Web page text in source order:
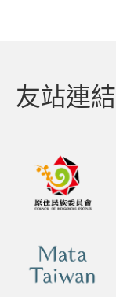
友站連結